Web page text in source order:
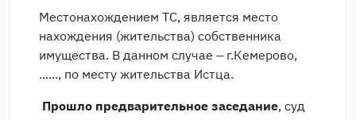
Местонахождением ТС, является место
нахождения (жительства) собственника
имущества. В данном случае – г.Кемерово,
......, по месту жительства Истца.
Прошло предварительное заседание, суд